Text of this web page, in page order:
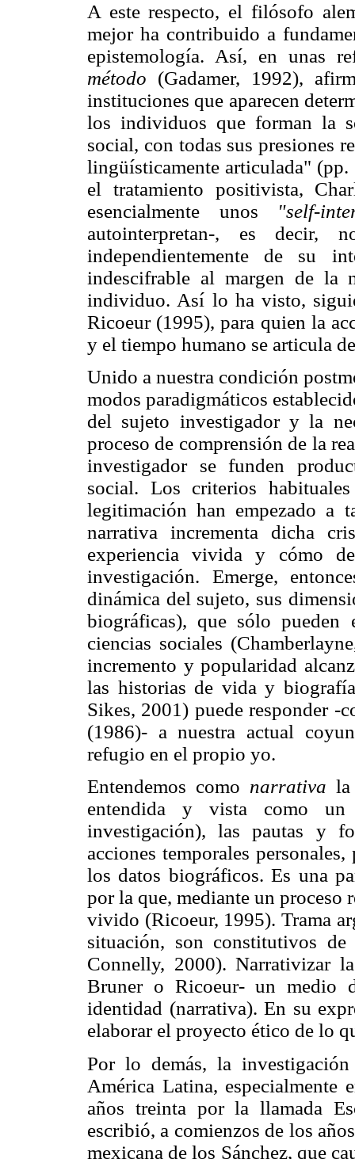
A este respecto, el filósofo
mejor ha contribuido a
epistemología. Así, en unas
método (Gadamer, 1992),
instituciones que aparecen
los individuos que forman la
social, con todas sus presiones
lingüísticamente articulada"
el tratamiento positivista,
esencialmente unos
"self-
autointerpretan-, es decir,
independientemente de su
indescifrable al margen de la
individuo. Así lo ha visto,
Ricoeur (1995), para quien la
y el tiempo humano se articula
Unido a nuestra condición
modos paradigmáticos
del sujeto investigador y la
proceso de comprensión de la
investigador se funden
social. Los criterios
legitimación han empezado a
narrativa incrementa dicha
experiencia vivida y cómo
investigación. Emerge,
dinámica del sujeto, sus
biográficas), que sólo pueden
ciencias sociales
incremento y popularidad
las historias de vida y
Sikes, 2001) puede responder -
(1986)- a nuestra actual
refugio en el propio yo.
Entendemos como narrativa la
entendida y vista como
investigación), las pautas y
acciones temporales
los datos biográficos. Es una
por la que, mediante un
vivido (Ricoeur, 1995). Trama
situación, son constitutivos
Connelly, 2000). Narrativizar
Bruner o Ricoeur- un medio
identidad (narrativa). En su
elaborar el proyecto ético de lo
Por lo demás, la
América Latina, especialmente
años treinta por la llamada
escribió, a comienzos de los
mexicana de los Sánchez, que